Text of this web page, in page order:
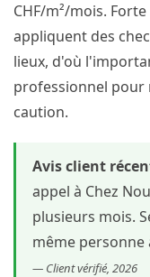
CHF/m²/mois.
appliquent des
lieux, d'où
professionnel
caution.
Avis client
appel à Chez
plusieurs mois.
même personne
— Client vérifié, 2026